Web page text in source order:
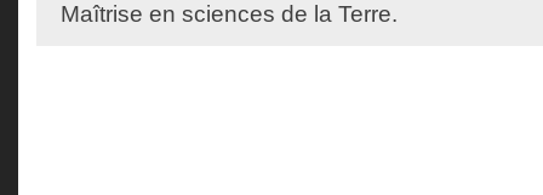
Maîtrise en sciences de la Terre.